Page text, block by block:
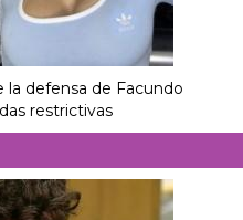
la defensa de Facundo
restrictivas